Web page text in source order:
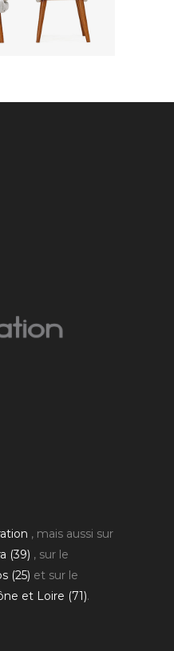
, mais aussi sur
(39) , sur le
(25) et sur le
et Loire (71).